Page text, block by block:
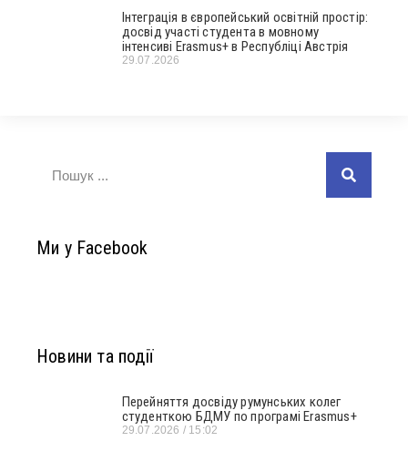
Інтеграція в європейський освітній простір:
досвід участі студента в мовному
інтенсиві Erasmus+ в Республіці Австрія
29.07.2026
Ми у Facebook
Новини та події
Перейняття досвіду румунських колег
студенткою БДМУ по програмі Erasmus+
29.07.2026 15:02